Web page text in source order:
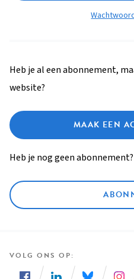
Heb je al een abonnement,
website?
MAAK EEN
Heb je nog geen abonnement?
VOLG ONS OP